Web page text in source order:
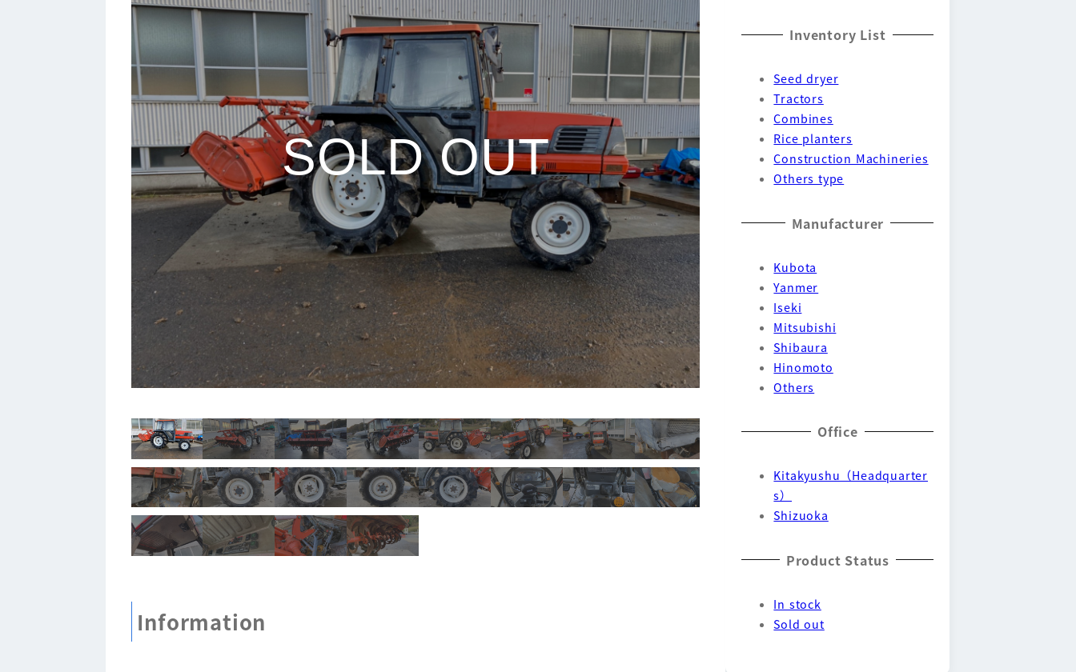
SOLD OUT
Information
Inventory List
Seed dryer
Tractors
Combines
Rice planters
Construction Machineries
Others type
Manufacturer
Kubota
Yanmer
Iseki
Mitsubishi
Shibaura
Hinomoto
Others
Office
Kitakyushu（Headquarter
s）
Shizuoka
Product Status
In stock
Sold out